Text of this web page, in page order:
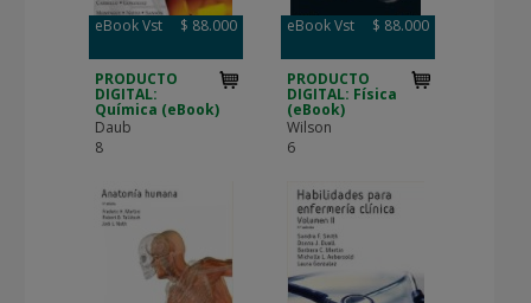
eBook Vst $ 88.000
PRODUCTO
DIGITAL:
Química (eBook)
Daub
8
eBook Vst $ 88.000
PRODUCTO
DIGITAL: Física
(eBook)
Wilson
6